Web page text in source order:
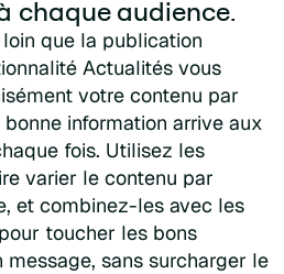
chaque audience.
que la publication
Actualités vous
votre contenu par
information arrive aux
fois. Utilisez les
varier le contenu par
et combinez-les avec les
toucher les bons
sans surcharger le